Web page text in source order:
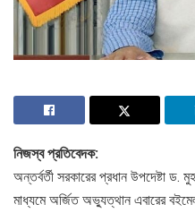
নিজস্ব প্রতিবেদক:
অন্তর্বর্তী সরকারের প্রধান উপদেষ্টা ড.
মাধ্যমে অর্জিত অভ্যুত্থান এবারের